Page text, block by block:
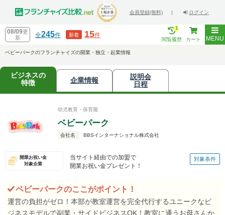
会員登録(無料) | ログイン
08/09更
新
全245件 新着 15件
1
閲覧履歴 カート MENU
ベビーパークのフランチャイズの開業・独立・起業情報
ビジネスの
特徴
企業情報
説明会
日程
幼児教育・保育園
ベビーパーク
会社名 BBSインターナショナル株式会社
開業お祝い金
対象企業
当サイト経由での加盟で
開業お祝い金プレゼント！
対象条件
ベビーパークのここがポイント！
運営の負担がゼロ！本部が教室運営を完全代行するユニークなビ
ジネスモデルで副業・サイドビジネスOK！教室に通うお母さんか